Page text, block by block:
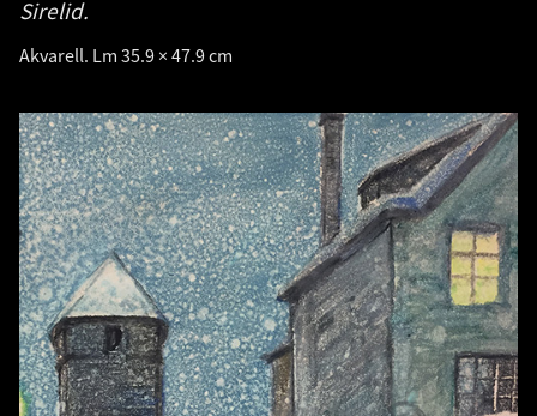
Sirelid.
Akvarell. Lm 35.9 × 47.9 cm